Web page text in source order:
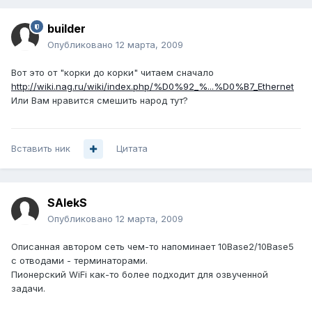
builder
Опубликовано 12 марта, 2009
Вот это от "корки до корки" читаем сначало
http://wiki.nag.ru/wiki/index.php/%D0%92_%...%D0%B7_Ethernet
Или Вам нравится смешить народ тут?
Вставить ник Цитата
SAlekS
Опубликовано 12 марта, 2009
Описанная автором сеть чем-то напоминает 10Base2/10Base5
с отводами - терминаторами.
Пионерский WiFi как-то более подходит для озвученной
задачи.